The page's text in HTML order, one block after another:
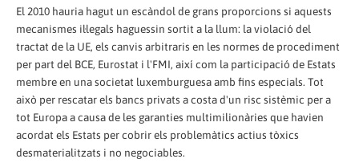
El 2010 hauria hagut un escàndol de grans proporcions si aquests
mecanismes il·legals haguessin sortit a la llum: la violació del
tractat de la UE, els canvis arbitraris en les normes de procediment
per part del BCE, Eurostat i l'FMI, així com la participació de Estats
membre en una societat luxemburguesa amb fins especials. Tot
això per rescatar els bancs privats a costa d'un risc sistèmic per a
tot Europa a causa de les garanties multimilionàries que havien
acordat els Estats per cobrir els problemàtics actius tòxics
desmaterialitzats i no negociables.